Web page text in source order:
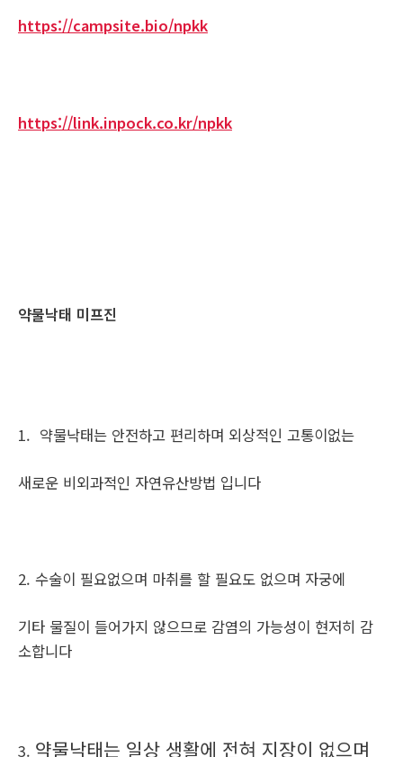
https://campsite.bio/npkk
https://link.inpock.co.kr/npkk
약물낙태 미프진
1. 약물낙태는 안전하고 편리하며 외상적인 고통이없는
새로운 비외과적인 자연유산방법 입니다
2. 수술이 필요없으며 마취를 할 필요도 없으며 자궁에
기타 물질이 들어가지 않으므로 감염의 가능성이 현저히 감
소합니다
3. 약물낙태는 일상 생활에 전혀 지장이 없으며